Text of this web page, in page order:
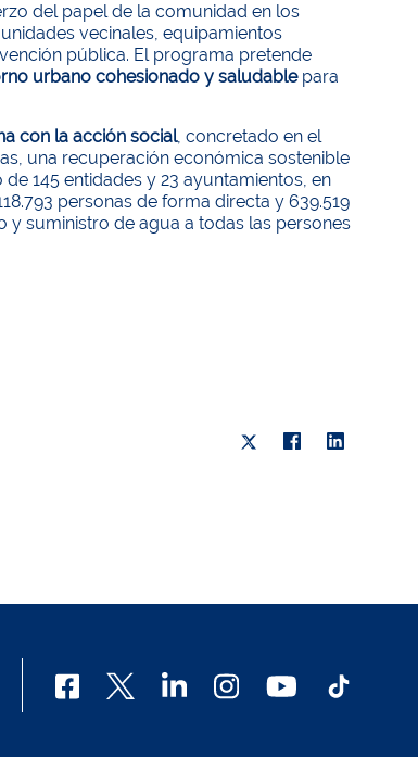
del papel de la comunidad en los
vecinales, equipamientos
pública. El programa pretende
urbano cohesionado y saludablepara
con la acción social, concretado en el
una recuperación económica sostenible
145 entidades y 23 ayuntamientos, en
personas de forma directa y 639.519
y suministro de agua a todas las persones